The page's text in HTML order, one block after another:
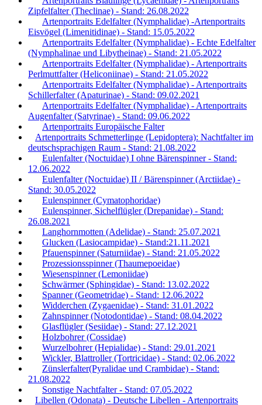
Zipfelfalter (Theclinae) - Stand: 26.08.2022
Artenportraits Edelfalter (Nymphalidae) -Artenportraits
Eisvögel (Limenitidinae) - Stand: 15.05.2022
Artenportraits Edelfalter (Nymphalidae) - Echte Edelfalter
(Nymphalinae und Libytheinae) - Stand: 21.05.2022
Artenportraits Edelfalter (Nymphalidae) - Artenportraits
Perlmuttfalter (Heliconiinae) - Stand: 21.05.2022
Artenportraits Edelfalter (Nymphalidae) - Artenportraits
Schillerfalter (Apaturinae) - Stand: 09.02.2021
Artenportraits Edelfalter (Nymphalidae) - Artenportraits
Augenfalter (Satyrinae) - Stand: 09.06.2022
Artenportraits Europäische Falter
Artenportraits Schmetterlinge (Lepidoptera): Nachtfalter im
deutschsprachigen Raum - Stand: 21.08.2022
Eulenfalter (Noctuidae) I ohne Bärenspinner - Stand:
12.06.2022
Eulenfalter (Noctuidae) II / Bärenspinner (Arctiidae) -
Stand: 30.05.2022
Eulenspinner (Cymatophoridae)
Eulenspinner, Sichelflügler (Drepanidae) - Stand:
26.08.2021
Langhornmotten (Adelidae) - Stand: 25.07.2021
Glucken (Lasiocampidae) - Stand:21.11.2021
Pfauenspinner (Saturniidae) - Stand: 21.05.2022
Prozessionsspinner (Thaumepoeidae)
Wiesenspinner (Lemoniidae)
Schwärmer (Sphingidae) - Stand: 13.02.2022
Spanner (Geometridae) - Stand: 12.06.2022
Widderchen (Zygaenidae) - Stand: 31.01.2022
Zahnspinner (Notodontidae) - Stand: 08.04.2022
Glasflügler (Sesiidae) - Stand: 27.12.2021
Holzbohrer (Cossidae)
Wurzelbohrer (Hepialidae) - Stand: 29.01.2021
Wickler, Blattroller (Tortricidae) - Stand: 02.06.2022
Zünslerfalter(Pyralidae und Crambidae) - Stand:
21.08.2022
Sonstige Nachtfalter - Stand: 07.05.2022
Libellen (Odonata) - Deutsche Libellen - Artenportraits